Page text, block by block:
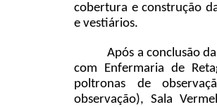
cobertura e construção
e vestiários.
Após a conclusão
com Enfermaria de
poltronas de
observação), Sala